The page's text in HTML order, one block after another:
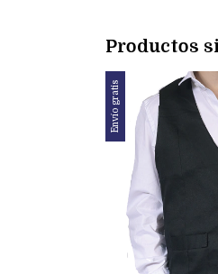
Productos
Envío gratis